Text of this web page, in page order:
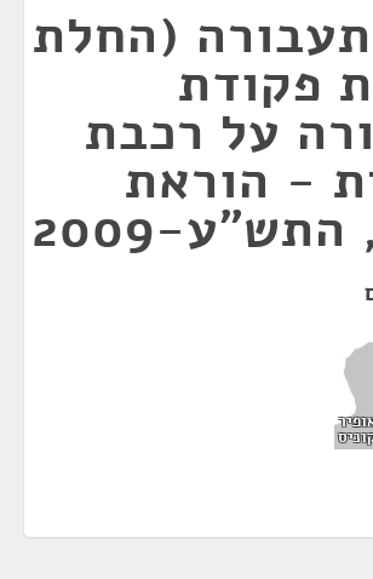
(החלת
פקודת
על רכבת
- הוראת
2009